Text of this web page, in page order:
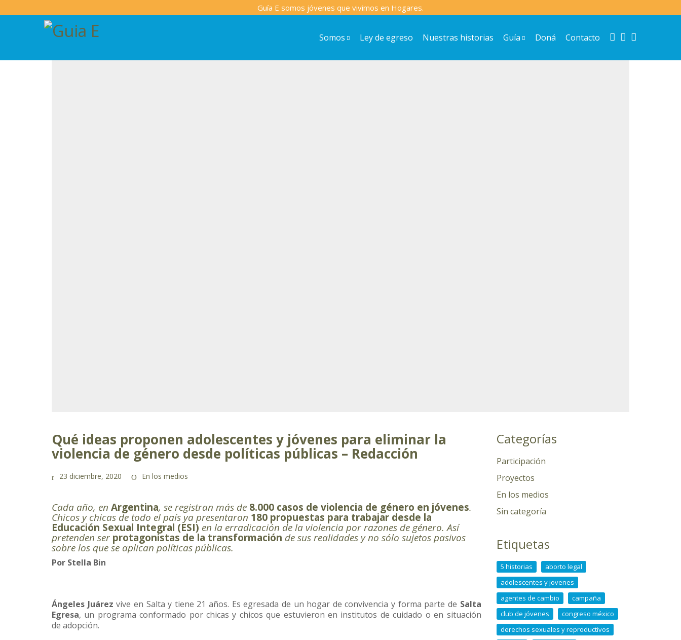
Somos Ley de egreso Nuestras historias Guía Doná Contacto Instagram
Facebook
Youtube
Qué ideas proponen adolescentes y jóvenes para eliminar la
violencia de género desde políticas públicas – Redacción
23 diciembre, 2020 En los medios
Cada año, en Argentina, se registran más de 8.000 casos de violencia de género en jóvenes.
Chicos y chicas de todo el país ya presentaron 180 propuestas para trabajar desde la
Educación Sexual Integral (ESI) en la erradicación de la violencia por razones de género. Así
pretenden ser protagonistas de la transformación de sus realidades y no sólo sujetos pasivos
sobre los que se aplican políticas públicas.
Por Stella Bin
Ángeles Juárez vive en Salta y tiene 21 años. Es egresada de un hogar de convivencia y forma parte de Salta
Egresa, un programa conformado por chicas y chicos que estuvieron en institutos de cuidado o en situación
de adopción.
Categorías
Participación
Proyectos
En los medios
Sin categoría
Etiquetas
5 historias
aborto legal
adolescentes y jovenes
agentes de cambio
campaña
club de jóvenes
congreso méxico
derechos sexuales y reproductivos